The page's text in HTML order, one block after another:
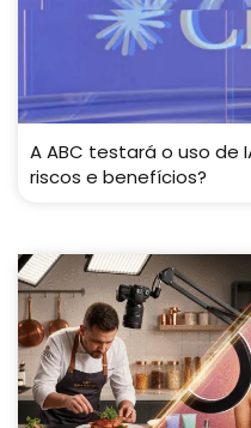
A ABC testará o uso de
riscos e benefícios?